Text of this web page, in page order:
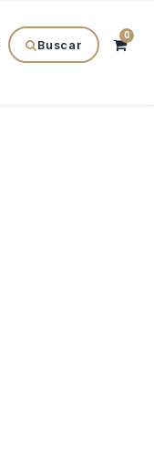
Buscar
0